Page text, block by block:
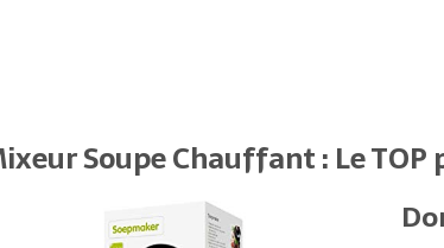
Soupe Chauffant : Le